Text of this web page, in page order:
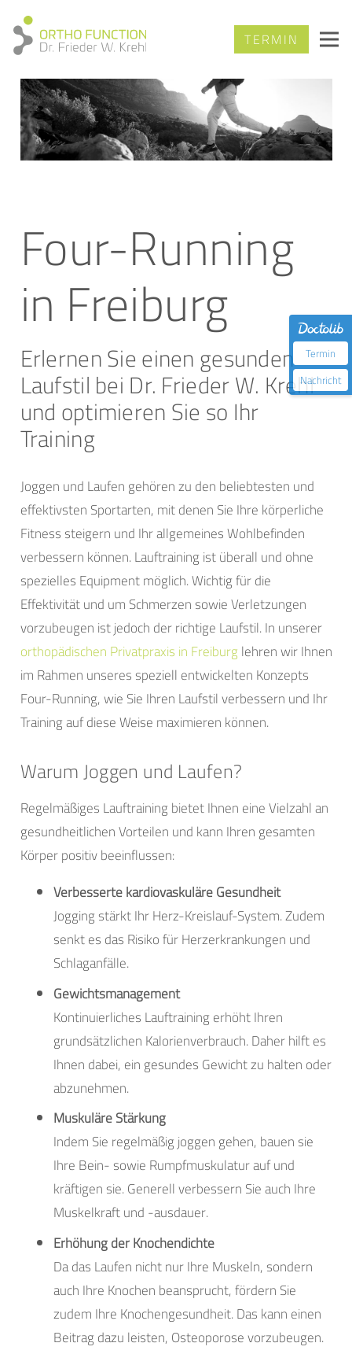
TERMIN
Four-Running
in Freiburg
Erlernen Sie einen gesunden
Laufstil bei Dr. Frieder W. Krehl
und optimieren Sie so Ihr
Training
Joggen und Laufen gehören zu den beliebtesten und
effektivsten Sportarten, mit denen Sie Ihre körperliche
Fitness steigern und Ihr allgemeines Wohlbefinden
verbessern können. Lauftraining ist überall und ohne
spezielles Equipment möglich. Wichtig für die
Effektivität und um Schmerzen sowie Verletzungen
vorzubeugen ist jedoch der richtige Laufstil. In unserer
orthopädischen Privatpraxis in Freiburglehren wir Ihnen
im Rahmen unseres speziell entwickelten Konzepts
Four-Running, wie Sie Ihren Laufstil verbessern und Ihr
Training auf diese Weise maximieren können.
Warum Joggen und Laufen?
Regelmäßiges Lauftraining bietet Ihnen eine Vielzahl an
gesundheitlichen Vorteilen und kann Ihren gesamten
Körper positiv beeinflussen:
Verbesserte kardiovaskuläre Gesundheit
Jogging stärkt Ihr Herz-Kreislauf-System. Zudem
senkt es das Risiko für Herzerkrankungen und
Schlaganfälle.
Gewichtsmanagement
Kontinuierliches Lauftraining erhöht Ihren
grundsätzlichen Kalorienverbrauch. Daher hilft es
Ihnen dabei, ein gesundes Gewicht zu halten oder
abzunehmen.
Muskuläre Stärkung
Indem Sie regelmäßig joggen gehen, bauen sie
Ihre Bein- sowie Rumpfmuskulatur auf und
kräftigen sie. Generell verbessern Sie auch Ihre
Muskelkraft und -ausdauer.
Erhöhung der Knochendichte
Da das Laufen nicht nur Ihre Muskeln, sondern
auch Ihre Knochen beansprucht, fördern Sie
zudem Ihre Knochengesundheit. Das kann einen
Beitrag dazu leisten, Osteoporose vorzubeugen.
Termin
Nachricht